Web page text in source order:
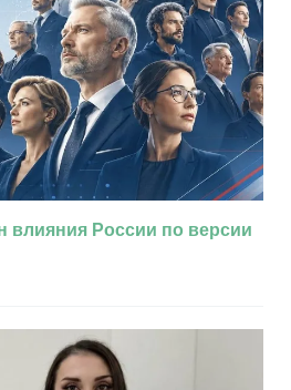
влияния России по версии